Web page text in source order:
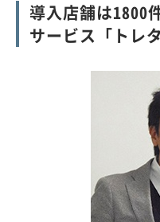
導入店舗は1800
サービス「トレタ